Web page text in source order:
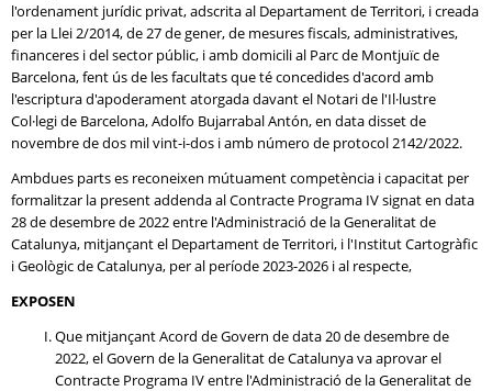
l'ordenament jurídic privat, adscrita al Departament de Territori, i creada
per la Llei 2/2014, de 27 de gener, de mesures fiscals, administratives,
financeres i del sector públic, i amb domicili al Parc de Montjuïc de
Barcelona, fent ús de les facultats que té concedides d'acord amb
l'escriptura d'apoderament atorgada davant el Notari de l'Il·lustre
Col·legi de Barcelona, Adolfo Bujarrabal Antón, en data disset de
novembre de dos mil vint-i-dos i amb número de protocol 2142/2022.
Ambdues parts es reconeixen mútuament competència i capacitat per
formalitzar la present addenda al Contracte Programa IV signat en data
28 de desembre de 2022 entre l'Administració de la Generalitat de
Catalunya, mitjançant el Departament de Territori, i l'Institut Cartogràfic
i Geològic de Catalunya, per al període 2023-2026 i al respecte,
EXPOSEN
Que mitjançant Acord de Govern de data 20 de desembre de
2022, el Govern de la Generalitat de Catalunya va aprovar el
Contracte Programa IV entre l'Administració de la Generalitat de